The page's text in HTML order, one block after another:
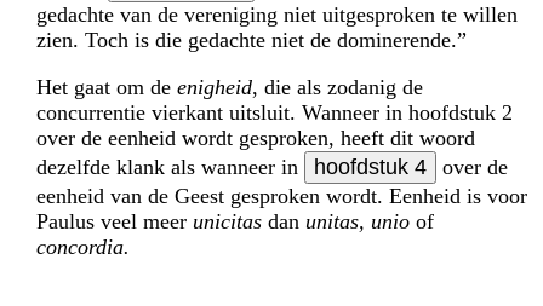
gedachte van de vereniging niet uitgesproken te willen
zien. Toch is die gedachte niet de dominerende.”
Het gaat om deenigheid, die als zodanig de
concurrentie vierkant uitsluit. Wanneer in hoofdstuk 2
over de eenheid wordt gesproken, heeft dit woord
dezelfde klank als wanneer in
hoofdstuk 4
over de
eenheid van de Geest gesproken wordt. Eenheid is voor
Paulus veel meer unicitas dan unitas, unio of
concordia.